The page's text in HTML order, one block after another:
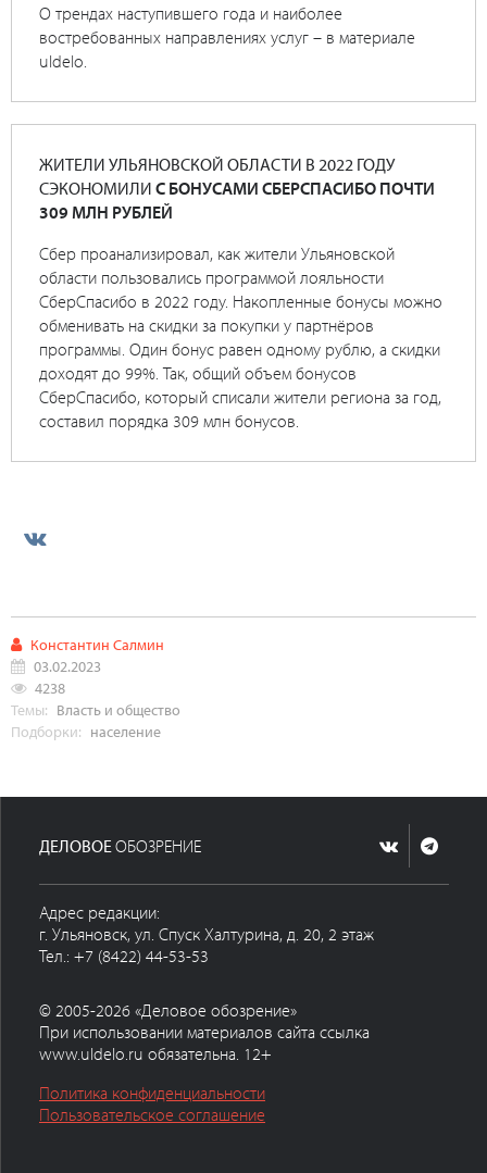
О трендах наступившего года и наиболее
востребованных направлениях услуг – в материале
uldelo.
ЖИТЕЛИ УЛЬЯНОВСКОЙ ОБЛАСТИ В 2022 ГОДУ
СЭКОНОМИЛИ С БОНУСАМИ СБЕРСПАСИБО ПОЧТИ
309 МЛН РУБЛЕЙ
Сбер проанализировал, как жители Ульяновской
области пользовались программой лояльности
СберСпасибо в 2022 году. Накопленные бонусы можно
обменивать на скидки за покупки у партнёров
программы. Один бонус равен одному рублю, а скидки
доходят до 99%. Так, общий объем бонусов
СберСпасибо, который списали жители региона за год,
составил порядка 309 млн бонусов.
Константин Салмин
03.02.2023
4238
Темы: Власть и общество
Подборки: население
ДЕЛОВОЕ ОБОЗРЕНИЕ
Адрес редакции:
г. Ульяновск, ул. Спуск Халтурина, д. 20, 2 этаж
Тел.: +7 (8422) 44-53-53
© 2005-2026 «Деловое обозрение»
При использовании материалов сайта ссылка
www.uldelo.ru обязательна. 12+
Политика конфиденциальности
Пользовательское соглашение